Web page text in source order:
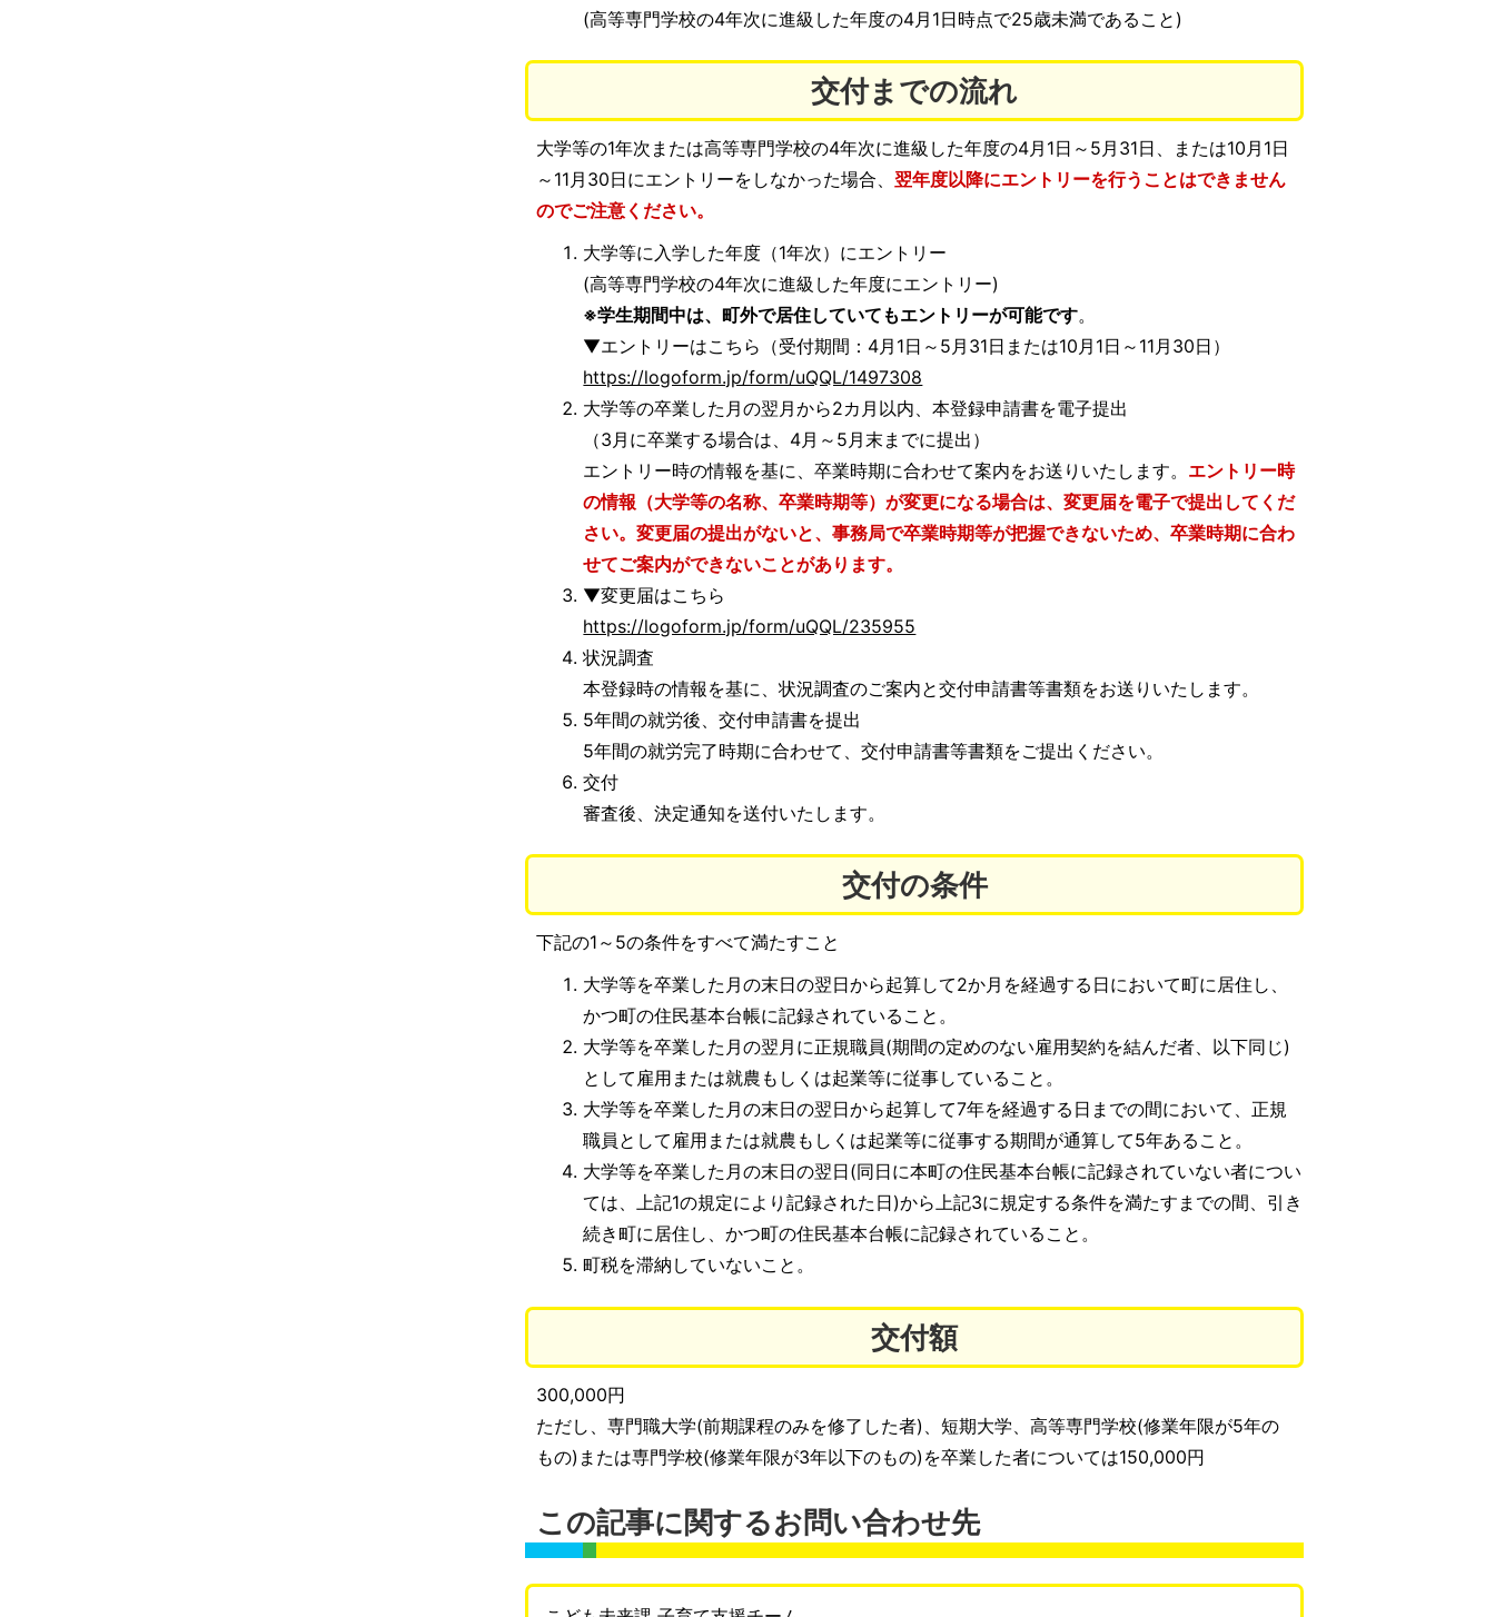
(高等専門学校の4年次に進級した年度の4月1日時点で25歳未満であること)
交付までの流れ
大学等の1年次または高等専門学校の4年次に進級した年度の4月1日～5月31日、または10月1日
～11月30日にエントリーをしなかった場合、 翌年度以降にエントリーを行うことはできません
のでご注意ください。
大学等に入学した年度（1年次）にエントリー
(高等専門学校の4年次に進級した年度にエントリー)
※学生期間中は、町外で居住していてもエントリーが可能です。
▼エントリーはこちら（受付期間：4月1日～5月31日または10月1日～11月30日）
https://logoform.jp/form/uQQL/1497308
大学等の卒業した月の翌月から2カ月以内、本登録申請書を電子提出
（3月に卒業する場合は、4月～5月末までに提出）
エントリー時の情報を基に、卒業時期に合わせて案内をお送りいたします。 エントリー時
の情報（大学等の名称、卒業時期等）が変更になる場合は、変更届を電子で提出してくだ
さい。変更届の提出がないと、事務局で卒業時期等が把握できないため、卒業時期に合わ
せてご案内ができないことがあります。
▼変更届はこちら
https://logoform.jp/form/uQQL/235955
状況調査
本登録時の情報を基に、状況調査のご案内と交付申請書等書類をお送りいたします。
5年間の就労後、交付申請書を提出
5年間の就労完了時期に合わせて、交付申請書等書類をご提出ください。
交付
審査後、決定通知を送付いたします。
交付の条件
下記の1～5の条件をすべて満たすこと
大学等を卒業した月の末日の翌日から起算して2か月を経過する日において町に居住し、
かつ町の住民基本台帳に記録されていること。
大学等を卒業した月の翌月に正規職員(期間の定めのない雇用契約を結んだ者、以下同じ)
として雇用または就農もしくは起業等に従事していること。
大学等を卒業した月の末日の翌日から起算して7年を経過する日までの間において、正規
職員として雇用または就農もしくは起業等に従事する期間が通算して5年あること。
大学等を卒業した月の末日の翌日(同日に本町の住民基本台帳に記録されていない者につい
ては、上記1の規定により記録された日)から上記3に規定する条件を満たすまでの間、引き
続き町に居住し、かつ町の住民基本台帳に記録されていること。
町税を滞納していないこと。
交付額
300,000円
ただし、専門職大学(前期課程のみを修了した者)、短期大学、高等専門学校(修業年限が5年の
もの)または専門学校(修業年限が3年以下のもの)を卒業した者については150,000円
この記事に関するお問い合わせ先